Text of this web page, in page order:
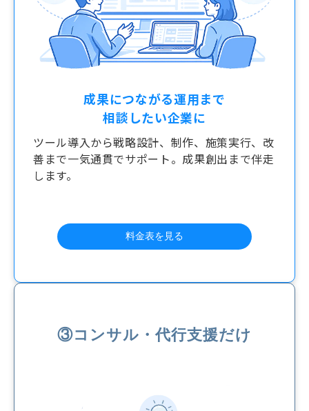
成果につながる運用まで
相談したい企業に
ツール導入から戦略設計、制作、施策実行、改
善まで一気通貫でサポート。成果創出まで伴走
します。
料金表を見る
③コンサル・代行支援だけ